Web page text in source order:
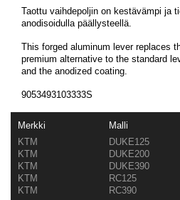
Taottu vaihdepoljin on kestävämpi ja
anodisoidulla päällysteellä.
This forged aluminum lever replaces
premium alternative to the standard
and the anodized coating.
9053493103333S
Merkki Malli
KTM
DUKE125
KTM
DUKE200
KTM
DUKE390
KTM
RC125
KTM
RC390